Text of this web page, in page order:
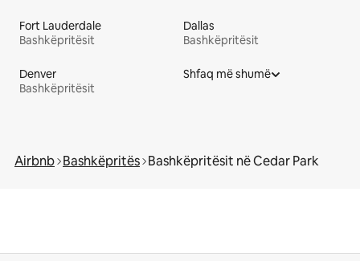
Fort Lauderdale
Bashkëpritësit
Dallas
Bashkëpritësit
Denver
Bashkëpritësit
Shfaq më shumë
Airbnb Bashkëpritës Bashkëpritësit në Cedar Park